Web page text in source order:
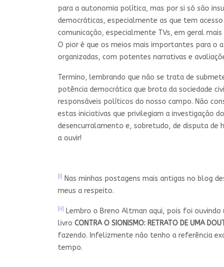
para a autonomia política, mas por si só são
democráticas, especialmente as que tem
comunicação, especialmente TVs, em geral
O pior é que os meios mais importantes para o
organizadas, com potentes narrativas e
Termino, lembrando que não se trata de
potência democrática que brota da sociedade
responsáveis políticos do nosso campo. Não
estas iniciativas que privilegiam a investigação
desencurralamento e, sobretudo, de disputa de
a ouvir!
[i]
Nas minhas postagens mais antigas no blog
meus a respeito.
[ii] Lembro o Breno Altman aqui, pois foi
livro CONTRA O SIONISMO: RETRATO DE UMA
fazendo. Infelizmente não tenho a referência
tempo.